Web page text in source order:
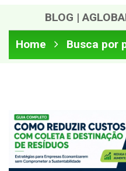
BLOG |
Home
Busca por